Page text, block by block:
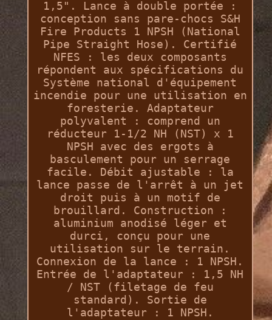
1,5". Lance à double portée :
conception sans pare-chocs S&H
Fire Products 1 NPSH (National
Pipe Straight Hose). Certifié
NFES : les deux composants
répondent aux spécifications du
Système national d'équipement
incendie pour une utilisation en
foresterie. Adaptateur
polyvalent : comprend un
réducteur 1-1/2 NH (NST) x 1
NPSH avec des ergots à
basculement pour un serrage
facile. Débit ajustable : la
lance passe de l'arrêt à un jet
droit puis à un motif de
brouillard. Construction :
aluminium anodisé léger et
durci, conçu pour une
utilisation sur le terrain.
Connexion de la lance : 1 NPSH.
Entrée de l'adaptateur : 1,5 NH
/ NST (filetage de feu
standard). Sortie de
l'adaptateur : 1 NPSH.